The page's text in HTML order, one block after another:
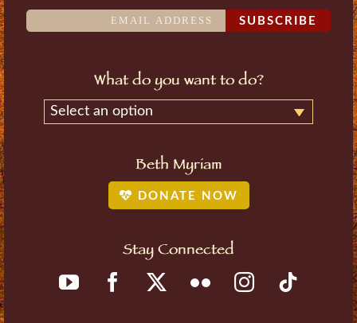
SUBSCRIBE
What do you want to do?
Select an option
Beth Myriam
DONATE NOW
Stay Connected